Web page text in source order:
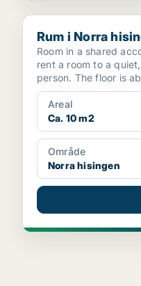
Rum i Norra hisingen
Rum i Norra
Room in a shared
rent a room to a
person. The floor is
kitchen, t...
Areal
Ca. 10 m2
Område
Norra hisingen